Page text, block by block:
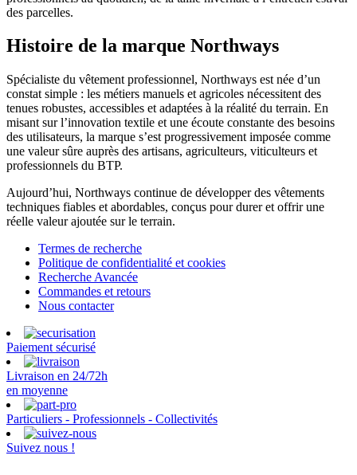
des parcelles.
Histoire de la marque Northways
Spécialiste du vêtement professionnel, Northways est née d’un
constat simple : les métiers manuels et agricoles nécessitent des
tenues robustes, accessibles et adaptées à la réalité du terrain. En
misant sur l’innovation textile et une écoute constante des besoins
des utilisateurs, la marque s’est progressivement imposée comme
une valeur sûre auprès des artisans, agriculteurs, viticulteurs et
professionnels du BTP.
Aujourd’hui, Northways continue de développer des vêtements
techniques fiables et abordables, conçus pour durer et offrir une
réelle valeur ajoutée sur le terrain.
Termes de recherche
Politique de confidentialité et cookies
Recherche Avancée
Commandes et retours
Nous contacter
Paiement sécurisé
Livraison en 24/72h
en moyenne
Particuliers - Professionnels - Collectivités
Suivez nous !